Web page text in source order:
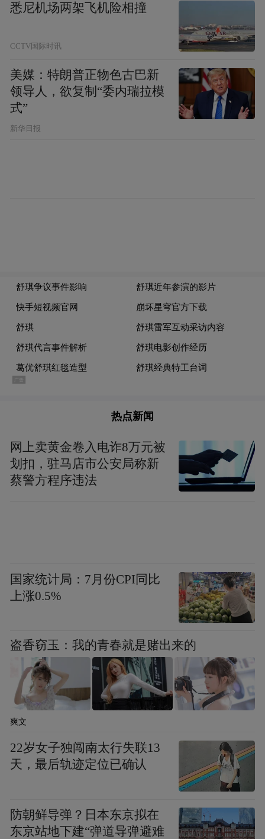
悉尼机场两架飞机险相撞
CCTV国际时讯
美媒：特朗普正物色古巴新
领导人，欲复制“委内瑞拉模
式”
新华日报
热点新闻
网上卖黄金卷入电诈8万元被
划扣，驻马店市公安局称新
蔡警方程序违法
国家统计局：7月份CPI同比
上涨0.5%
盗香窃玉：我的青春就是赌出来的
爽文
22岁女子独闯南太行失联13
天，最后轨迹定位已确认
防朝鲜导弹？日本东京拟在
东京站地下建“弹道导弹避难